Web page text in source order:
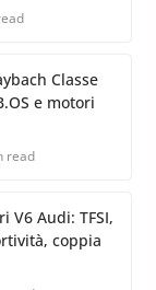
Classe
e motori
read
V6 Audi: TFSI,
coppia